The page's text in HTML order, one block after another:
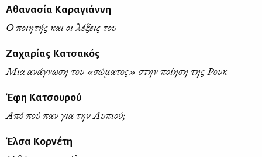
Αθανασία Καραγιάννη
Ο ποιητής και οι λέξεις του
Ζαχαρίας Κατσακός
Μια ανάγνωση του «σώματος» στην ποίηση της Ρουκ
Έφη Κατσουρού
Από πού παν για την Λυπιού;
Έλσα Κορνέτη